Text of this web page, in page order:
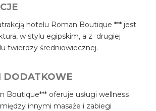
hotelu Roman Boutique *** jest
w stylu egipskim, a z drugiej
twierdzy średniowiecznej.
DODATKOWE
Boutique*** oferuje usługi wellness
innymi masaże i zabiegi